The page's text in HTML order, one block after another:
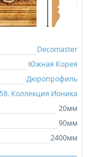
Decomaster
Южная Корея
Дюропрофиль
58. Коллекция Ионика
20мм
90мм
2400мм